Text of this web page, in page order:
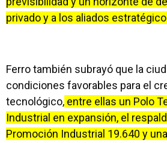
privado y a los aliados
Ferro también subrayó que la
condiciones favorables para el
tecnológico, entre ellas un Polo
Industrial en expansión, el
Promoción Industrial 19.640 y